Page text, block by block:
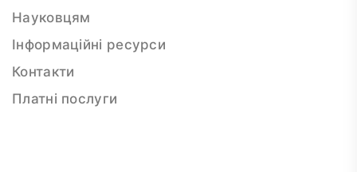
Науковцям
Інформаційні ресурси
Контакти
Платні послуги